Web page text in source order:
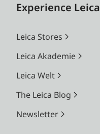
Experience Leica
Leica Stores
Leica Akademie
Leica Welt
The Leica Blog
Newsletter